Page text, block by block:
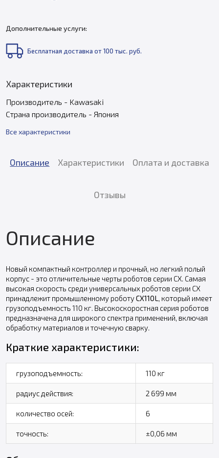
Дополнительные услуги:
Бесплатная доставка от 100 тыс. руб.
Характеристики
Производитель - Kawasaki
Страна производитель - Япония
Все характеристики
Описание Характеристики Оплата и доставка
Отзывы
Описание
Новый компактный контроллер и прочный, но легкий полый
корпус - это отличительные черты роботов серии CX. Самая
высокая скорость среди универсальных роботов серии CX
принадлежит промышленному роботуCX110L
, который имеет
грузоподъемность 110 кг. Высокоскоростная серия роботов
предназначена для широкого спектра применений, включая
обработку материалов и точечную сварку.
Краткие характеристики:
грузоподъемность: 110 кг
радиус действия: 2 699 мм
количество осей: 6
точность: ±0,06 мм